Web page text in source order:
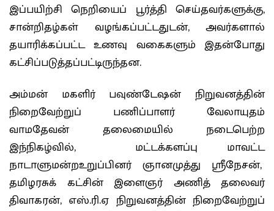
இப்பயிற்சி நெறியைப் பூர்த்தி செய்தவர்களுக்கு,
சான்றிதழ்கள் வழங்கப்பட்டதுடன், அவர்களால்
தயாரிக்கப்பட்ட உணவு வகைகளும் இதன்போது
கட்சிப்படுத்தப்பட்டிருந்தன.
அம்மன் மகளிர் பவுண்டேஷன் நிறுவனத்தின்
நிறைவேற்றுப் பணிப்பாளர் வேலாயுதம்
வாமதேவன் தலைமையில் நடைபெற்ற
இந்நிகழ்வில், மட்டக்களப்பு மாவட்ட
நாடாளுமன்றஉறுப்பினர் ஞானமுத்து ஸ்ரீநேசன்,
தமிழரசுக் கட்சின் இளைஞர் அணித் தலைவர்
திவாகரன், எஸ்.ரி.ஏ நிறுவனத்தின் நிறைவேற்றுப்